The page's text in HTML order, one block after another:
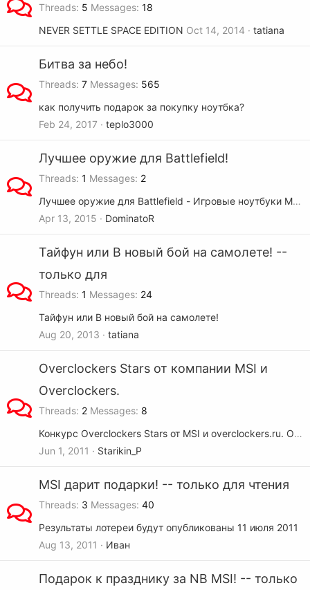
Threads 5 Messages 18
NEVER SETTLE SPACE EDITION Oct 14, 2014 tatiana
Битва за небо!
Threads 7 Messages 565
как получить подарок за покупку ноутбка?
Feb 24, 2017
teplo3000
Лучшее оружие для Battlefield!
Threads 1 Messages 2
Лучшее оружие для Battlefield - Игровые ноутбуки MSI на 900й графике!
Apr 13, 2015
DominatoR
Тайфун или В новый бой на самолете! --
только для
Threads 1 Messages 24
Тайфун или В новый бой на самолете!
Aug 20, 2013
tatiana
Overclockers Stars от компании MSI и
Overclockers.
Threads 2 Messages 8
Конкурс Overclockers Stars от MSI и overclockers.ru. О том как НЕ надо проводить
Jun 1, 2011
Starikin_P
MSI дарит подарки! -- только для чтения
Threads 3 Messages 40
Результаты лотереи будут опубликованы 11 июля 2011
Aug 13, 2011
Иван
Подарок к празднику за NB MSI! -- только